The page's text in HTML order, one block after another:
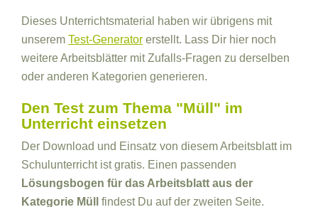
Dieses Unterrichtsmaterial haben wir übrigens mit
unserem Test-Generator erstellt. Lass Dir hier noch
weitere Arbeitsblätter mit Zufalls-Fragen zu derselben
oder anderen Kategorien generieren.
Den Test zum Thema "Müll" im
Unterricht einsetzen
Der Download und Einsatz von diesem Arbeitsblatt im
Schulunterricht ist gratis. Einen passenden
Lösungsbogen für das Arbeitsblatt aus der
Kategorie Müll
findest Du auf der zweiten Seite.